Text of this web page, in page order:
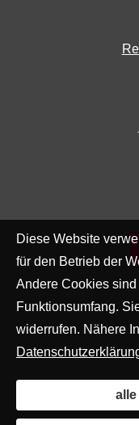
Diese Website
für den Betrieb der
Andere Cookies
Funktionsumfang.
widerrufen. Nähere